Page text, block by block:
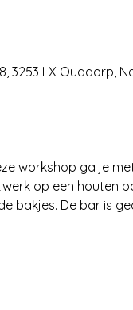
3253 LX Ouddorp,
workshop ga je
op een houten
bakjes. De bar is